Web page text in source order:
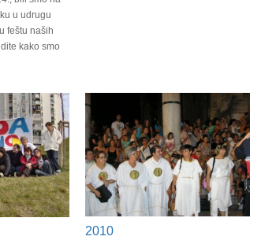
u udrugu
feštu naših
kako smo
2010